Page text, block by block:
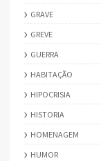
GRAVE
GREVE
GUERRA
HABITAÇÃO
HIPOCRISIA
HISTORIA
HOMENAGEM
HUMOR